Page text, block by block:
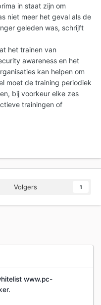
in staat zijn om
niet meer het geval als de
geleden was, schrijft
het trainen van
awareness en het
kan helpen om
moet de training periodiek
bij voorkeur elke zes
trainingen of
Volgers 1
www.pc-